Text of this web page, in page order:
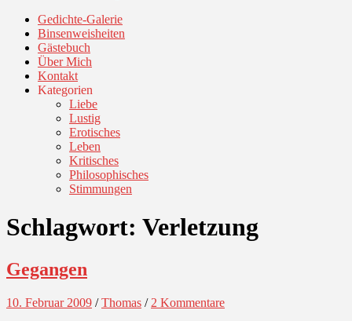
Gedichte-Galerie
Binsenweisheiten
Gästebuch
Über Mich
Kontakt
Kategorien
Liebe
Lustig
Erotisches
Leben
Kritisches
Philosophisches
Stimmungen
Schlagwort: Verletzung
Gegangen
10. Februar 2009 /Thomas / 2 Kommentare